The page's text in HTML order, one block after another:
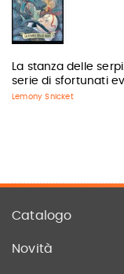
La stanza delle
serie di sfortunati
Lemony Snicket
Catalogo
Novità